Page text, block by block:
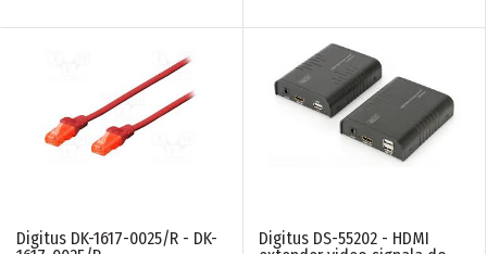
Digitus DK-1617-0025/R - DK-
Digitus DS-55202 - HDMI